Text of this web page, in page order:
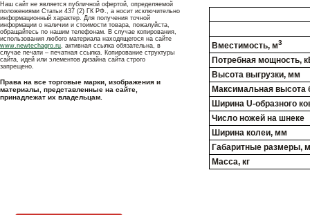
Наш сайт не является публичной офертой, определяемой
положениями Статьи 437 (2) ГК РФ., а носит исключительно
информационный характер. Для получения точной
информации о наличии и стоимости товара, пожалуйста,
обращайтесь по нашим телефонам. В случае копирования,
использования любого материала находящегося на сайте
www.newtechagro.ru, активная ссылка обязательна, в
случае печати – печатная ссылка. Копирование структуры
сайта, идей или элементов дизайна сайта строго
запрещено.
Права на все торговые марки, изображения и
материалы, представленные на сайте,
принадлежат их владельцам.
Вместимость, м3
Потребная мощность,
Высота выгрузки, мм
Максимальная высота
Ширина U-образного
Число ножей на шнеке
Ширина колеи, мм
Габаритные размеры,
Масса, кг